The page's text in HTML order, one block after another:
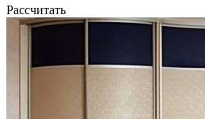
Рассчитать